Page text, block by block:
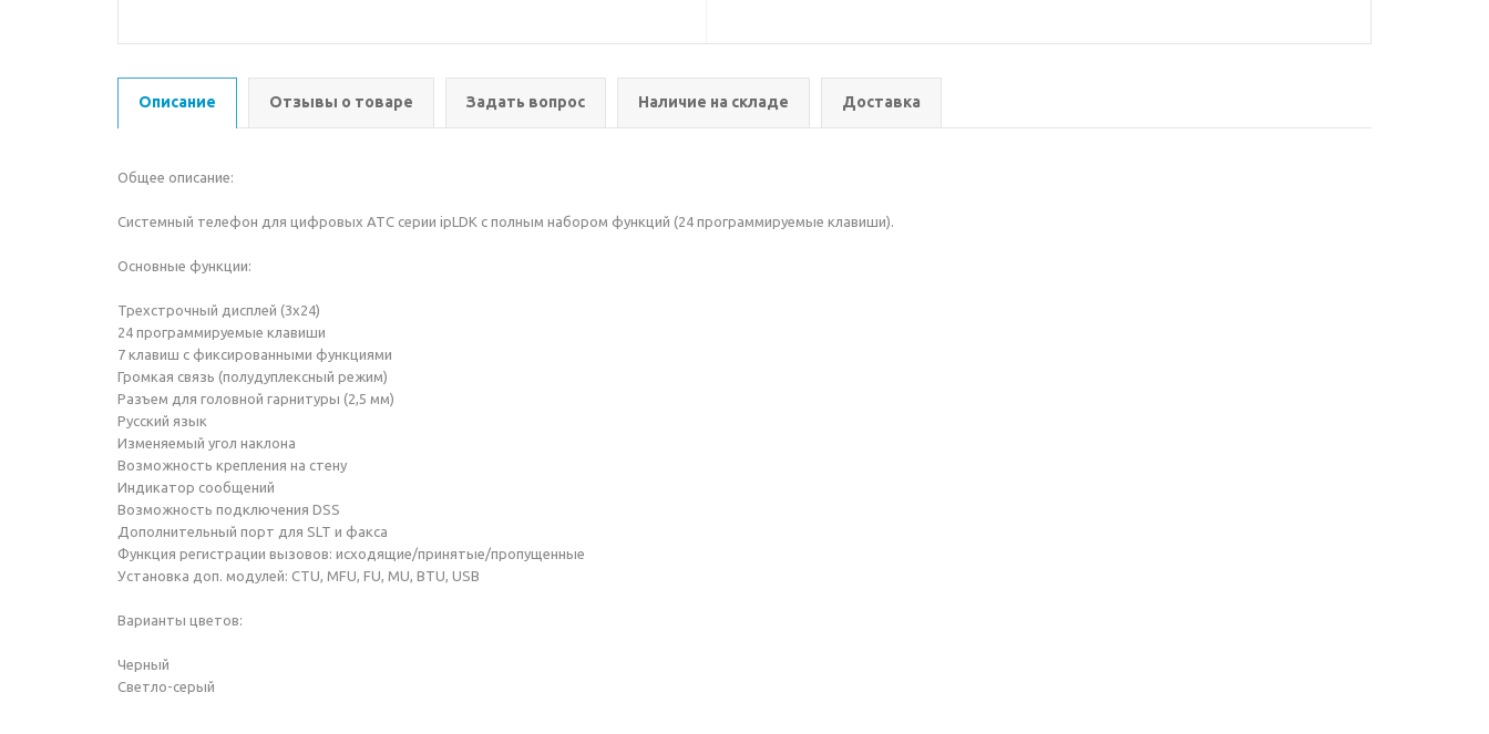
Описание Отзывы о товаре Задать вопрос Наличие на складе Доставка
Общее описание:
Системный телефон для цифровых АТС серии ipLDK с полным набором функций (24 программируемые клавиши).
Основные функции:
Трехстрочный дисплей (3х24)
24 программируемые клавиши
7 клавиш с фиксированными функциями
Громкая связь (полудуплексный режим)
Разъем для головной гарнитуры (2,5 мм)
Русский язык
Изменяемый угол наклона
Возможность крепления на стену
Индикатор сообщений
Возможность подключения DSS
Дополнительный порт для SLT и факса
Функция регистрации вызовов: исходящие/принятые/пропущенные
Установка доп. модулей: CTU, MFU, FU, MU, BTU, USB
Варианты цветов:
Черный
Светло-серый